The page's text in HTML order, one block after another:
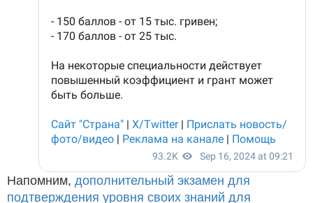
Напомним, дополнительный экзамен для
подтверждения уровня своих знаний для